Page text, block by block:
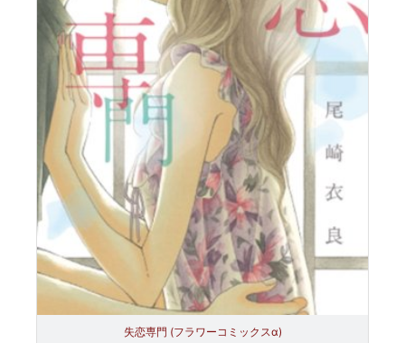
失恋専門 (フラワーコミックスα)